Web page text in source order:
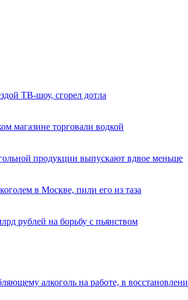
ТВ-шоу, сгорел дотла
магазине торговали водкой
продукции выпускают вдвое меньше
в Москве, пили его из таза
рублей на борьбу с пьянством
алкоголь на работе, в